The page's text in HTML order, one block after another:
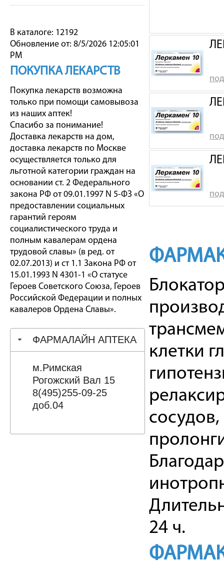
В каталоге: 12192
Обновление от: 8/5/2026 12:05:01
PM
ПОКУПКА ЛЕКАРСТВ
Покупка лекарств возможна
только при помощи самовывоза
из наших аптек!
Спасибо за понимание!
Доставка лекарств на дом,
доставка лекарств по Москве
осуществляется только для
льготной категории граждан на
основании ст. 2 Федерального
закона РФ от 09.01.1997 N 5-ФЗ «О
предоставлении социальных
гарантий героям
социалистического труда и
полным кавалерам ордена
трудовой славы» (в ред. от
02.07.2013) и ст 1.1 Закона РФ от
15.01.1993 N 4301-1 «О статусе
Героев Советского Союза, Героев
Российской Федерации и полных
кавалеров Ордена Славы».
ФАРМАЛАЙН АПТЕКА
м.Римская
Рогожский Вал 15
8(495)255-09-25
доб.04
клетки
24 ч.